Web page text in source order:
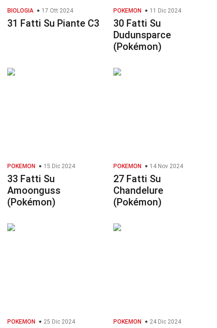
BIOLOGIA 17 Ott 2024
31 Fatti Su Piante C3
POKEMON 11 Dic 2024
30 Fatti Su
Dudunsparce
(Pokémon)
POKEMON 15 Dic 2024
33 Fatti Su
Amoonguss
(Pokémon)
POKEMON 14 Nov 2024
27 Fatti Su
Chandelure
(Pokémon)
POKEMON 25 Dic 2024 POKEMON 24 Dic 2024